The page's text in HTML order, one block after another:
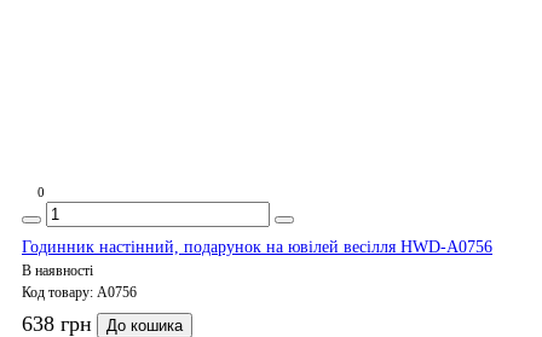
0
Годинник настінний, подарунок на ювілей весілля HWD-A0756
В наявності
Код товару: A0756
638 грн До кошика